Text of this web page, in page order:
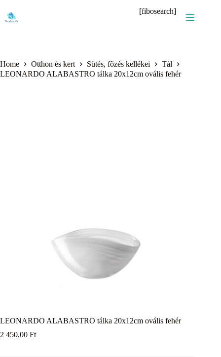
content
[fibosearch]
Home Otthon és kert Sütés, fõzés kellékei
Tál
LEONARDO ALABASTRO tálka 20x12cm ovális fehér
LEONARDO ALABASTRO tálka 20x12cm ovális fehér
2 450,00 Ft